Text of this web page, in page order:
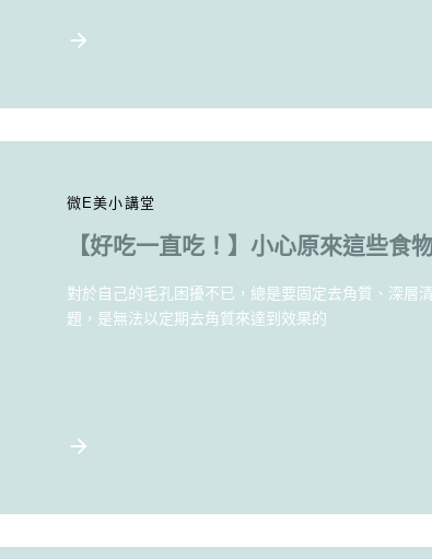
微E美小講堂
【好吃一直吃！】小心原來這些食
對於自己的毛孔困擾不已，總是要固定去角質、深層
題，是無法以定期去角質來達到效果的